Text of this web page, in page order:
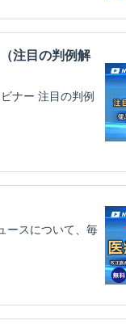
注目の判例解
ナー 注目の判例
ースについて、毎